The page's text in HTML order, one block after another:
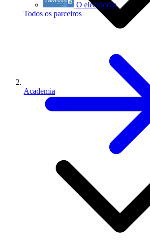
O electricista
Todos os parceiros
Academia